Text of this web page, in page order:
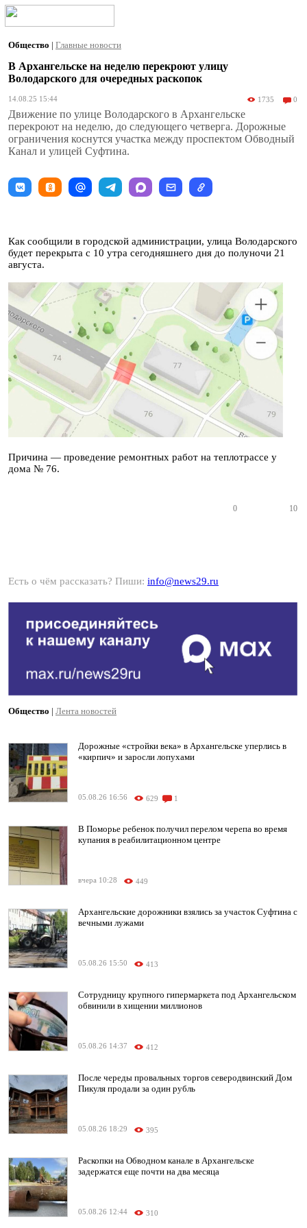
Общество | Главные новости
В Архангельске на неделю перекроют улицу
Володарского для очередных раскопок
14.08.25 15:44 1735 0
Движение по улице Володарского в Архангельске
перекроют на неделю, до следующего четверга. Дорожные
ограничения коснутся участка между проспектом Обводный
Канал и улицей Суфтина.
Как сообщили в городской администрации, улица Володарского
будет перекрыта с 10 утра сегодняшнего дня до полуночи 21
августа.
Причина — проведение ремонтных работ на теплотрассе у
дома № 76.
0 10
Есть о чём рассказать? Пиши: info@news29.ru
Общество | Лента новостей
Дорожные «стройки века» в Архангельске уперлись в
«кирпич» и заросли лопухами
05.08.26 16:56 629 1
В Поморье ребенок получил перелом черепа во время
купания в реабилитационном центре
вчера 10:28 449
Архангельские дорожники взялись за участок Суфтина с
вечными лужами
05.08.26 15:50 413
Сотрудницу крупного гипермаркета под Архангельском
обвинили в хищении миллионов
05.08.26 14:37 412
После череды провальных торгов северодвинский Дом
Пикуля продали за один рубль
05.08.26 18:29 395
Раскопки на Обводном канале в Архангельске
задержатся еще почти на два месяца
05.08.26 12:44 310